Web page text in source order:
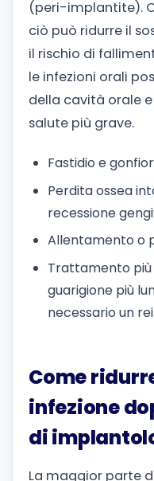
(peri-implantite).
ciò può ridurre il
il rischio di
le infezioni orali
della cavità orale
salute più grave.
Fastidio e
Perdita ossea
recessione
Allentamento o
Trattamento
guarigione più
necessario un
Come
infezione
di
La maggior parte